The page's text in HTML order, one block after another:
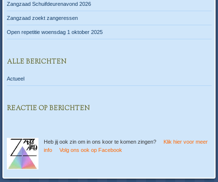
Zangzaad Schuifdeurenavond 2026
Zangzaad zoekt zangeressen
Open repetitie woensdag 1 oktober 2025
ALLE BERICHTEN
Actueel
REACTIE OP BERICHTEN
Heb jij ook zin om in ons koor te komen zingen?
Klik hier voor meer
info
Volg ons ook op Facebook